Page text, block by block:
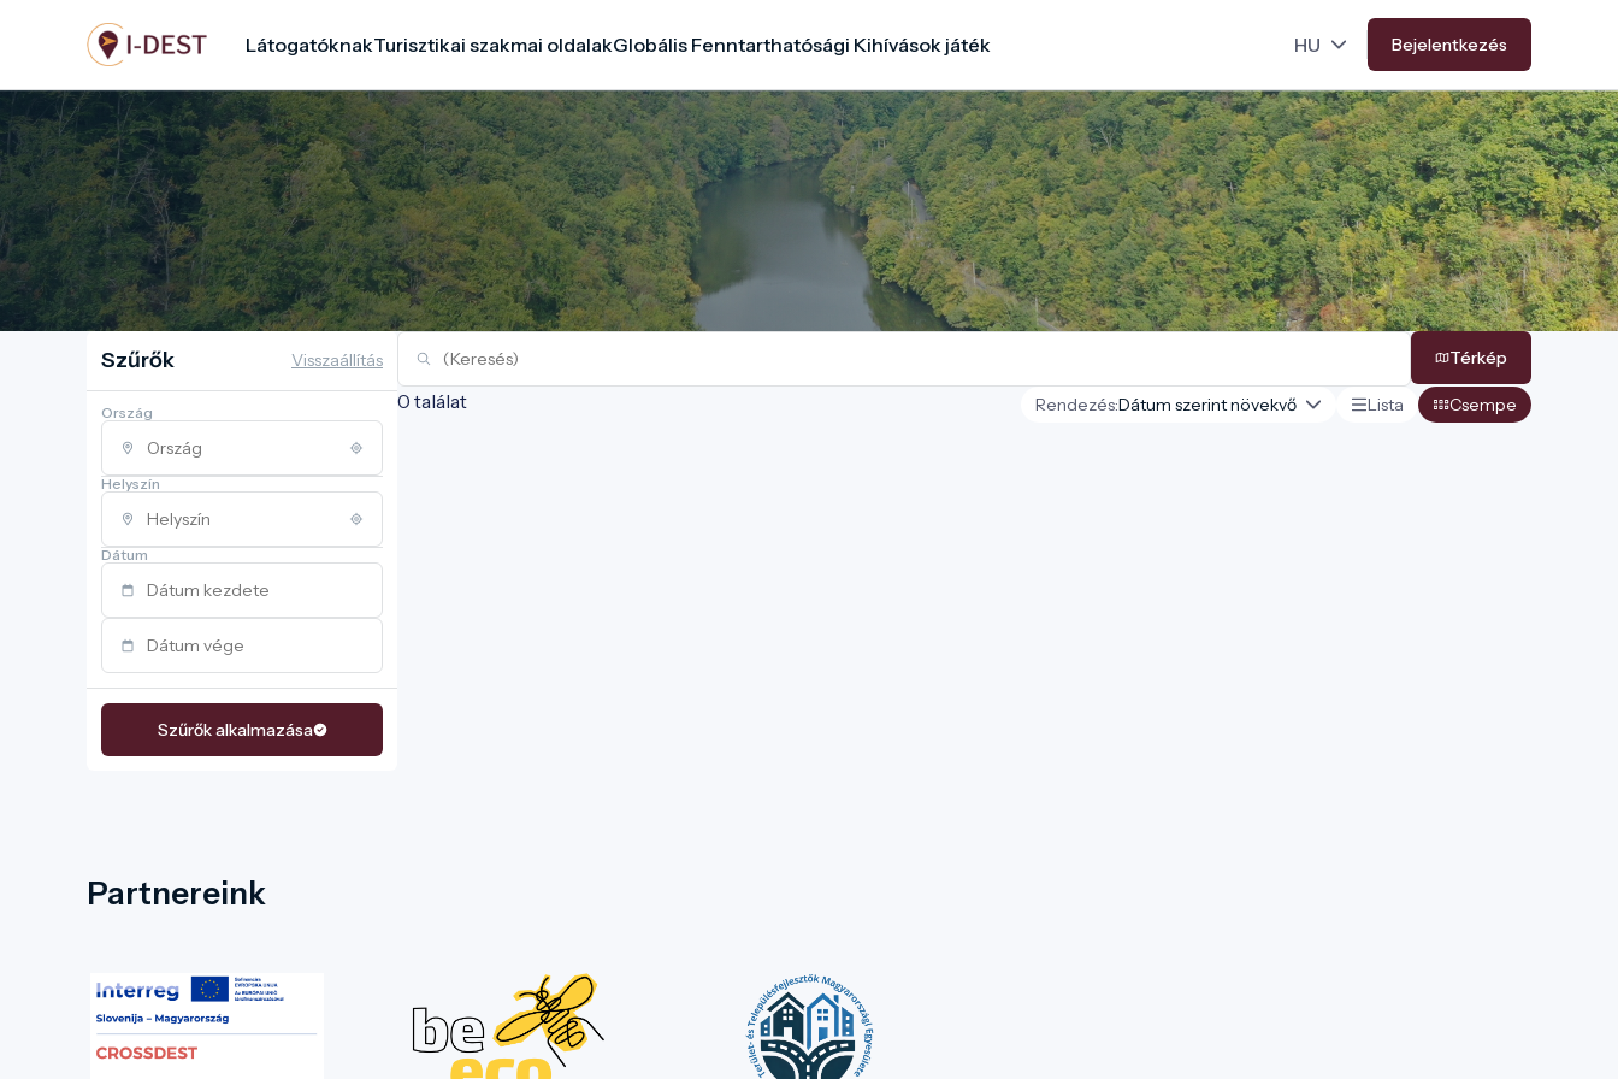
tartalomra
LátogatóknakTurisztikai szakmai oldalakGlobális Fenntarthatósági Kihívások játék Bejelentkezés
Szűrők Visszaállítás
Ország
Helyszín
Dátum
Szűrők alkalmazása
Térkép
0 találat Rendezés: Lista Csempe
Partnereink